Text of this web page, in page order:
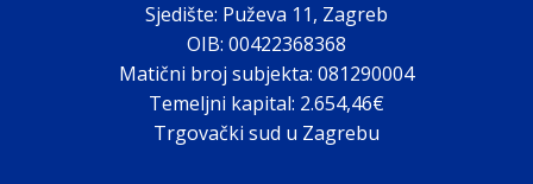
Sjedište: Puževa 11, Zagreb
OIB: 00422368368
Matični broj subjekta: 081290004
Temeljni kapital: 2.654,46€
Trgovački sud u Zagrebu